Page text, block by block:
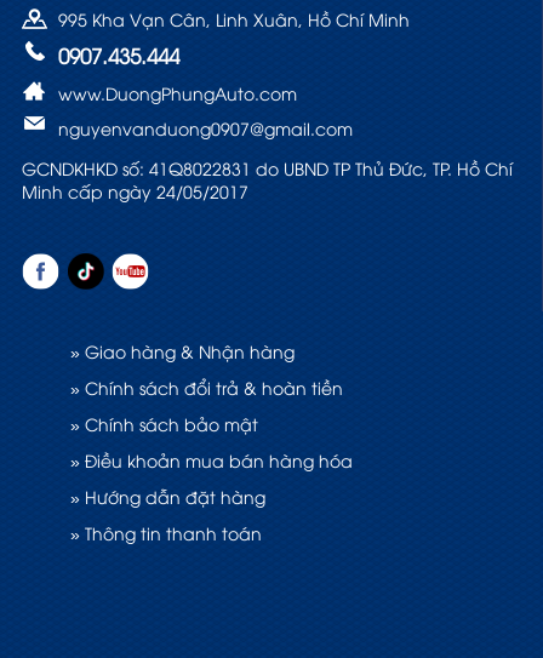
995 Kha Vạn Cân, Linh Xuân, Hồ Chí Minh
0907.435.444
www.DuongPhungAuto.com
nguyenvanduong0907@gmail.com
GCNDKHKD số: 41Q8022831 do UBND TP Thủ Đức, TP. Hồ Chí
Minh cấp ngày 24/05/2017
» Giao hàng & Nhận hàng
» Chính sách đổi trả & hoàn tiền
» Chính sách bảo mật
» Điều khoản mua bán hàng hóa
» Hướng dẫn đặt hàng
» Thông tin thanh toán